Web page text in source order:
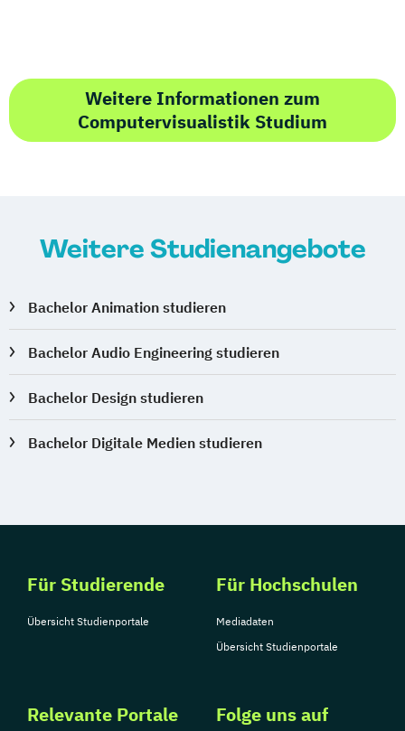
Weitere Informationen zum
Computervisualistik Studium
Weitere Studienangebote
Bachelor Animation studieren
Bachelor Audio Engineering studieren
Bachelor Design studieren
Bachelor Digitale Medien studieren
Für Studierende
Übersicht Studienportale
Für Hochschulen
Mediadaten
Übersicht Studienportale
Relevante Portale Folge uns auf